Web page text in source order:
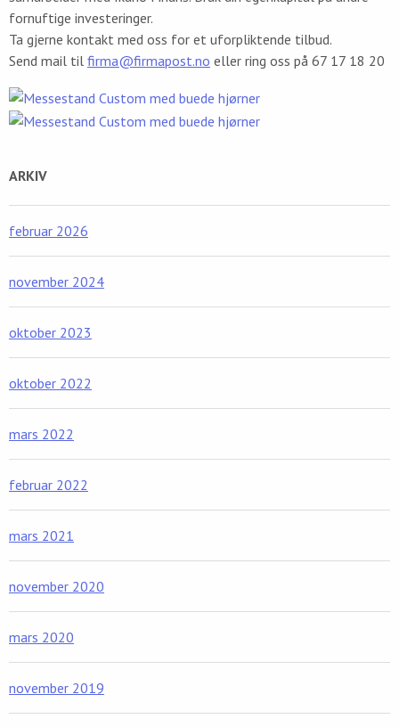
fornuftige investeringer.
Ta gjerne kontakt med oss for et uforpliktende tilbud.
Send mail til firma@firmapost.no eller ring oss på 67 17 18 20
ARKIV
februar 2026
november 2024
oktober 2023
oktober 2022
mars 2022
februar 2022
mars 2021
november 2020
mars 2020
november 2019